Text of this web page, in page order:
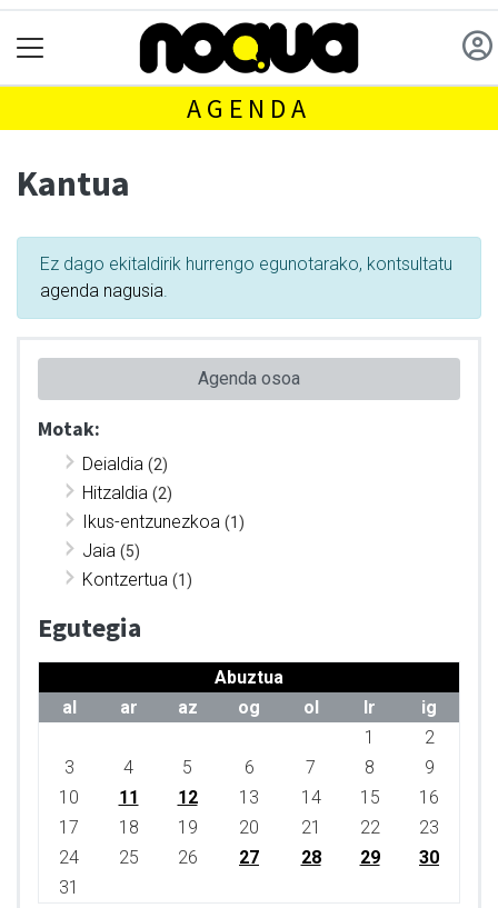
AGENDA
Kantua
Ez dago ekitaldirik hurrengo egunotarako, kontsultatu
agenda nagusia.
Agenda osoa
Motak:
Deialdia (2)
Hitzaldia (2)
Ikus-entzunezkoa (1)
Jaia (5)
Kontzertua (1)
Egutegia
Abuztua
al
ar az og ol lr
ig
1
2
3
4 5 6 7 8
9
10
11 12 13 14 15
16
17
18 19 20 21 22
23
24
25 26 27 28 29
30
31